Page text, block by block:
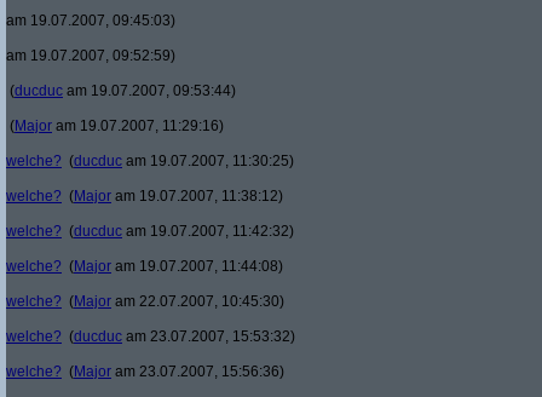
am 19.07.2007, 09:45:03)
am 19.07.2007, 09:52:59)
(ducduc am 19.07.2007, 09:53:44)
(Major am 19.07.2007, 11:29:16)
welche? (ducduc am 19.07.2007, 11:30:25)
welche? (Major am 19.07.2007, 11:38:12)
welche? (ducduc am 19.07.2007, 11:42:32)
welche? (Major am 19.07.2007, 11:44:08)
welche? (Major am 22.07.2007, 10:45:30)
welche? (ducduc am 23.07.2007, 15:53:32)
welche? (Major am 23.07.2007, 15:56:36)